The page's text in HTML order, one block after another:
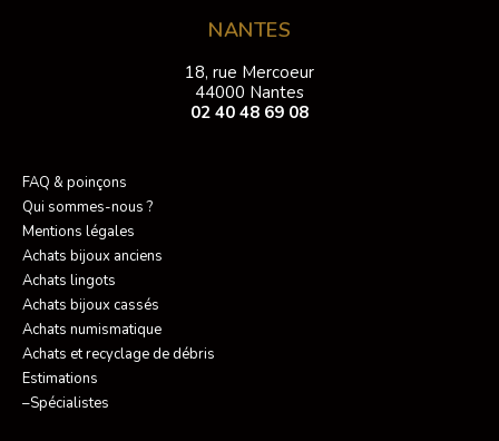
NANTES
18, rue Mercoeur
44000 Nantes
02 40 48 69 08
FAQ & poinçons
Qui sommes-nous ?
Mentions légales
Achats bijoux anciens
Achats lingots
Achats bijoux cassés
Achats numismatique
Achats et recyclage de débris
Estimations
–Spécialistes